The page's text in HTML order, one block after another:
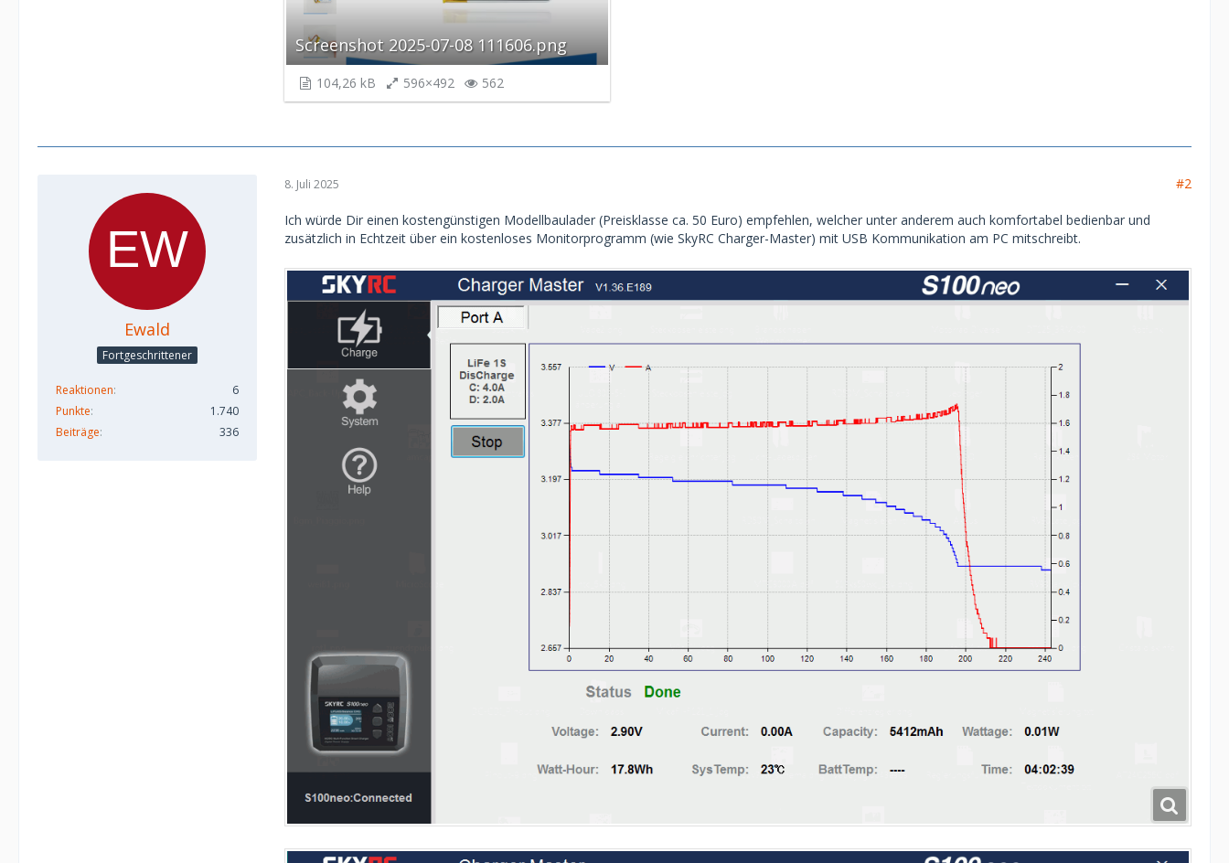
Screenshot 2025-07-08 111606.png
104,26 kB 596×492 562
Ewald
Fortgeschrittener
Reaktionen
6
Punkte
1.740
Beiträge
336
8. Juli 2025 #2
Ich würde Dir einen kostengünstigen Modellbaulader (Preisklasse ca. 50 Euro) empfehlen, welcher unter anderem auch komfortabel bedienbar und
zusätzlich in Echtzeit über ein kostenloses Monitorprogramm (wie SkyRC Charger-Master) mit USB Kommunikation am PC mitschreibt.